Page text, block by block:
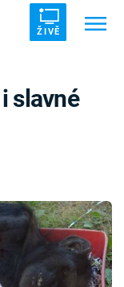
ŽIVĚ
slavné